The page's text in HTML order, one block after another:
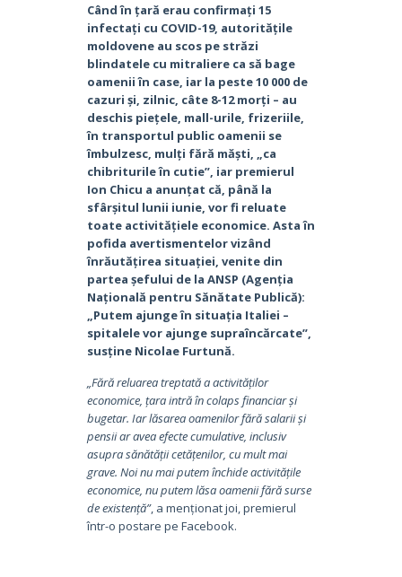
Când în țară erau confirmați 15
infectați cu COVID-19, autoritățile
moldovene au scos pe străzi
blindatele cu mitraliere ca să bage
oamenii în case, iar la peste 10 000 de
cazuri și, zilnic, câte 8-12 morți – au
deschis piețele, mall-urile, frizeriile,
în transportul public oamenii se
îmbulzesc, mulți fără măști, „ca
chibriturile în cutie”, iar premierul
Ion Chicu a anunțat că, până la
sfârșitul lunii iunie, vor fi reluate
toate activitățiele economice. Asta în
pofida avertismentelor vizând
înrăutățirea situației, venite din
partea șefului de la ANSP (Agenția
Națională pentru Sănătate Publică):
„Putem ajunge în situația Italiei –
spitalele vor ajunge supraîncărcate”,
susține Nicolae Furtună.
„Fără reluarea treptată a activităților
economice, țara intră în colaps financiar și
bugetar. Iar lăsarea oamenilor fără salarii și
pensii ar avea efecte cumulative, inclusiv
asupra sănătății cetățenilor, cu mult mai
grave. Noi nu mai putem închide activitățile
economice, nu putem lăsa oamenii fără surse
de existență”, a menționat joi, premierul
într-o postare pe Facebook.